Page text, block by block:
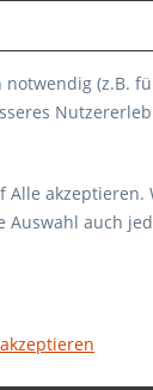
2-3 Werktage
wir DHL,
(z.B.
Alle
auch